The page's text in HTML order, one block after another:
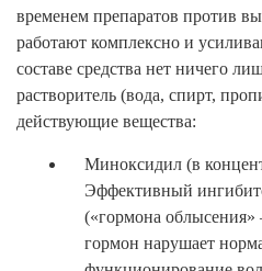
временем препаратов против
работают комплексно и
составе средства нет ничего
растворитель (вода, спирт,
действующие вещества:
Миноксидил (в
Эффективный
(«гормона
гормон нарушает